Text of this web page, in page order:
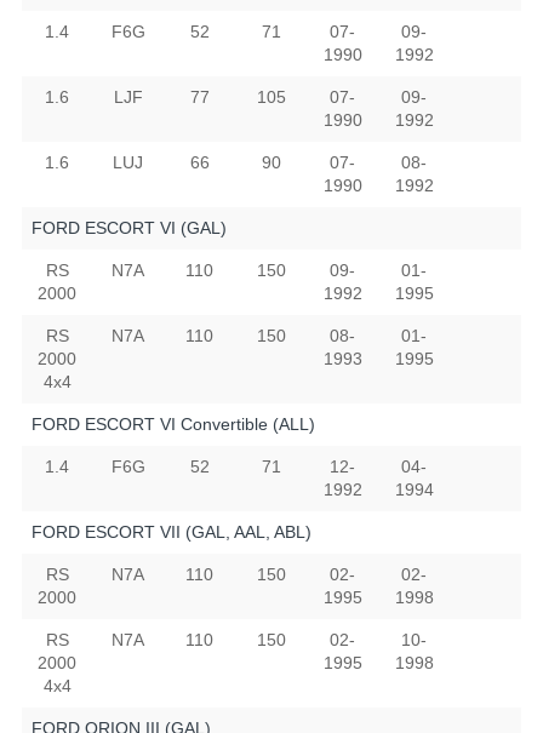
1.4 F6G 52 71
07-
1990
09-
1992
1.6 LJF 77 105
07-
1990
09-
1992
1.6 LUJ 66 90
07-
1990
08-
1992
FORD ESCORT VI (GAL)
RS
2000
N7A 110 150
09-
1992
01-
1995
RS
2000
4x4
N7A 110 150
08-
1993
01-
1995
FORD ESCORT VI Convertible (ALL)
1.4 F6G 52 71
12-
1992
04-
1994
FORD ESCORT VII (GAL, AAL, ABL)
RS
2000
N7A 110 150
02-
1995
02-
1998
RS
2000
4x4
N7A 110 150
02-
1995
10-
1998
FORD ORION III (GAL)